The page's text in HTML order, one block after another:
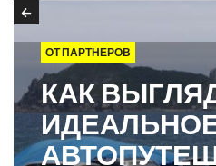
ОТ ПАРТНЕРОВ
КАК